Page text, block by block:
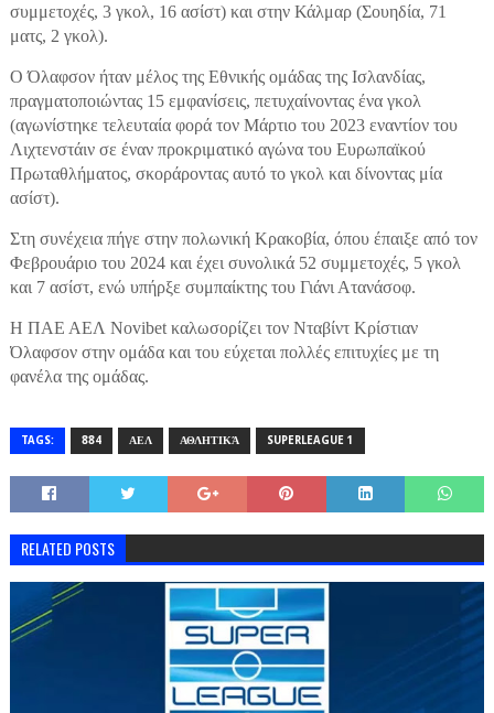
συμμετοχές, 3 γκολ, 16 ασίστ) και στην Κάλμαρ (Σουηδία, 71
ματς, 2 γκολ).
Ο Όλαφσον ήταν μέλος της Εθνικής ομάδας της Ισλανδίας,
πραγματοποιώντας 15 εμφανίσεις, πετυχαίνοντας ένα γκολ
(αγωνίστηκε τελευταία φορά τον Μάρτιο του 2023 εναντίον του
Λιχτενστάιν σε έναν προκριματικό αγώνα του Ευρωπαϊκού
Πρωταθλήματος, σκοράροντας αυτό το γκολ και δίνοντας μία
ασίστ).
Στη συνέχεια πήγε στην πολωνική Κρακοβία, όπου έπαιξε από τον
Φεβρουάριο του 2024 και έχει συνολικά 52 συμμετοχές, 5 γκολ
και 7 ασίστ, ενώ υπήρξε συμπαίκτης του Γιάνι Ατανάσοφ.
Η ΠΑΕ ΑΕΛ Novibet καλωσορίζει τον Νταβίντ Κρίστιαν
Όλαφσον στην ομάδα και του εύχεται πολλές επιτυχίες με τη
φανέλα της ομάδας.
TAGS: 884 ΑΕΛ ΑΘΛΗΤΙΚΆ SUPERLEAGUE 1
RELATED POSTS